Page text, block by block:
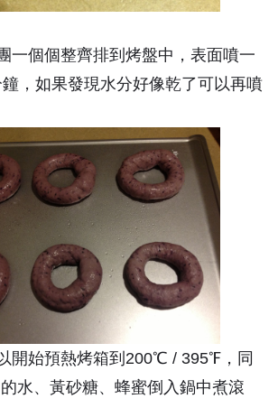
一個個整齊排到烤盤中，表面噴一
，如果發現水分好像乾了可以再噴
開始預熱烤箱到200℃ / 395℉，同
水、黃砂糖、蜂蜜倒入鍋中煮滾